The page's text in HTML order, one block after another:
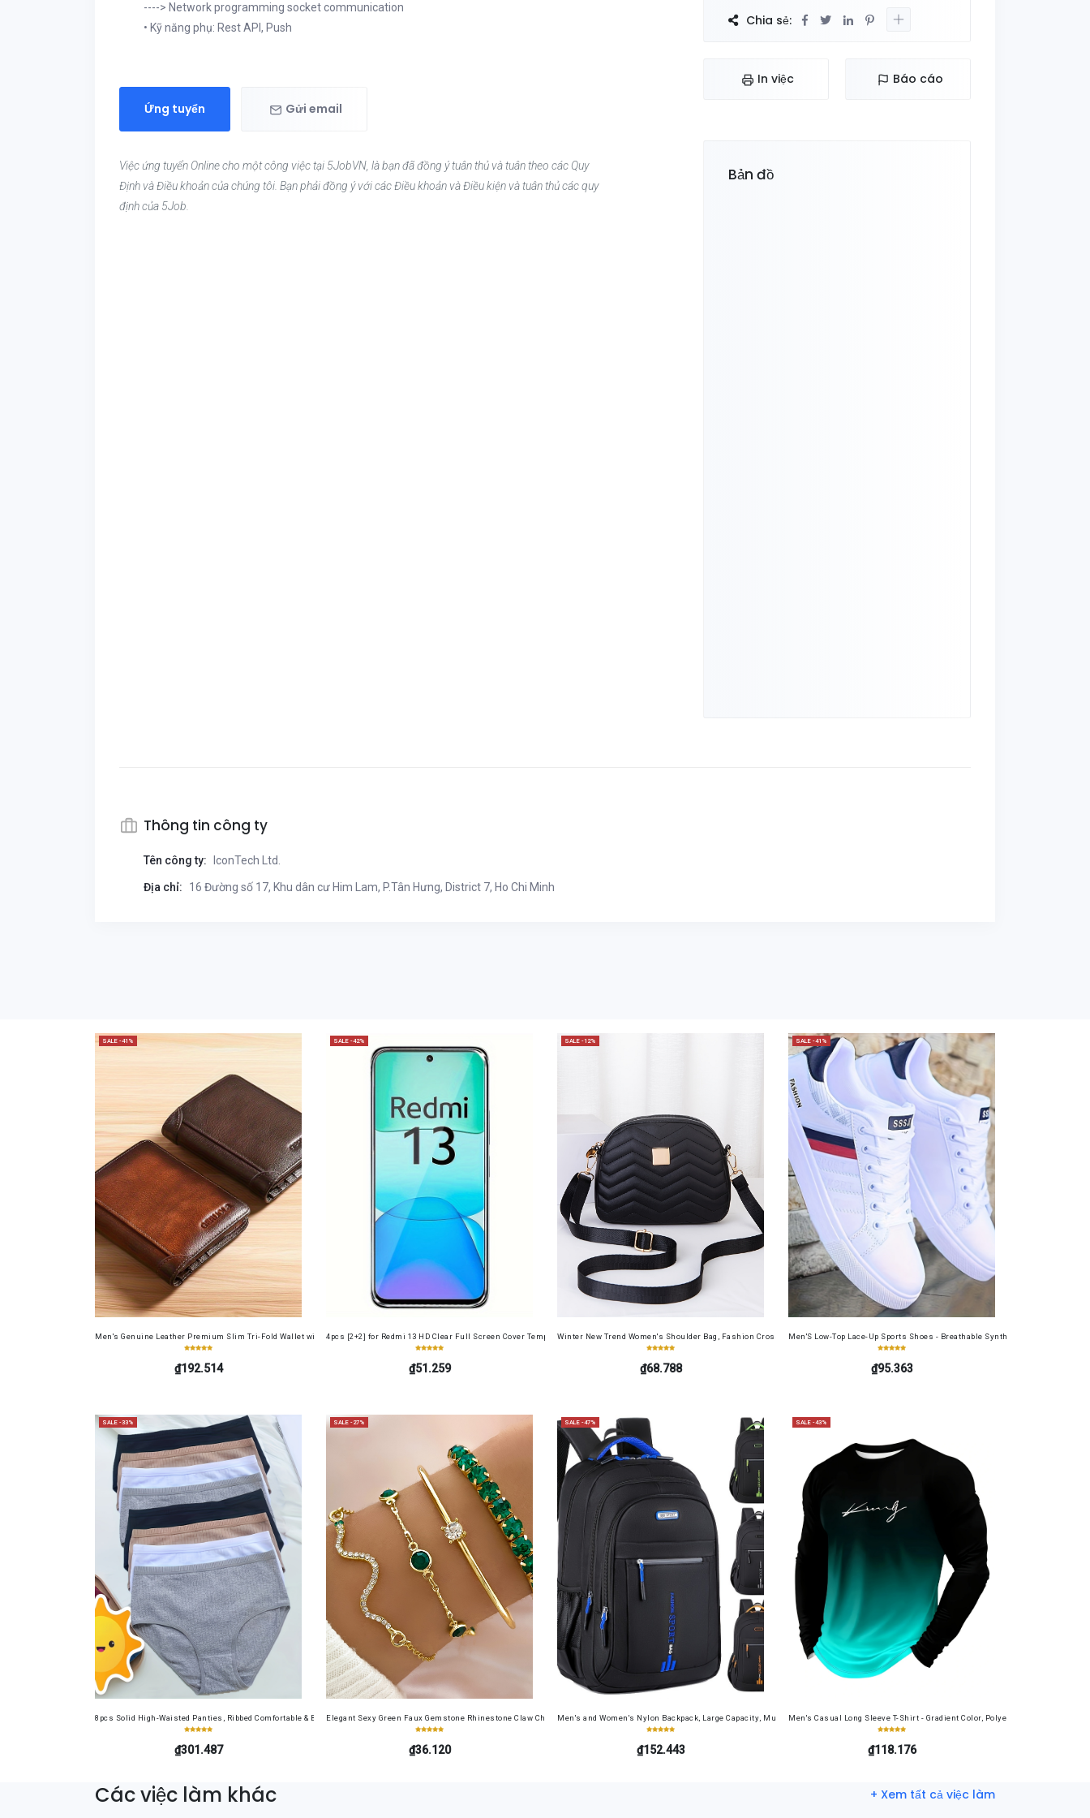
----> Network programming socket communication
• Kỹ năng phụ: Rest API, Push
Ứng tuyển Gửi email
Việc ứng tuyển Online cho một công việc tại 5JobVN, là bạn đã đồng ý tuân thủ và tuân theo các Quy
Định và Điều khoản của chúng tôi. Bạn phải đồng ý với các Điều khoản và Điều kiện và tuân thủ các quy
định của 5Job.
Chia sẻ:
In việc Báo cáo
Bản đồ
Thông tin công ty
Tên công ty: IconTech Ltd.
Địa chỉ: 16 Đường số 17, Khu dân cư Him Lam, P.Tân Hưng, District 7, Ho Chi Minh
SALE -41%
Men's Genuine Leather Premium Slim Tri-Fold Wallet with Driver's License Card Holder, Top-Grain Cowhide, Large Capacity, RFID Blocking Credit Card Holder, Portable Cash Wallet for Work, Business, Commuting, Office, Anniversary, Couples
₫192.514
SALE -42%
4pcs [2+2] for Redmi 13 HD Clear Full Screen Cover Tempered Glass Screen Protector Film+ Camera Lens Soft Film 4in1 for Redmi 13 4G
₫51.259
SALE -12%
Winter New Trend Women's Shoulder Bag, Fashion Crossbody Bag for Daily Use, Fits Phone and Cosmetics, Square Bag
₫68.788
SALE -41%
Men'S Low-Top Lace-Up Sports Shoes - Breathable Synthetic Material,
₫95.363
SALE -33%
8pcs Solid High-Waisted Panties, Ribbed Comfortable & Breathable Briefs, Women's Underwear
₫301.487
SALE -27%
Elegant Sexy Green Faux Gemstone Rhinestone Claw Chain Snake-Shaped Bracelet Open Bangle 4pcs Set
₫36.120
SALE -47%
Men's and Women's Nylon Backpack, Large Capacity, Multi-functional, Wear-resistant, Laptop Bag, for Commuting, Short Trips, and
₫152.443
SALE -43%
Men's Casual Long Sleeve T-Shirt - Gradient Color, Polyester, Machine
₫118.176
Các việc làm khác + Xem tất cả việc làm